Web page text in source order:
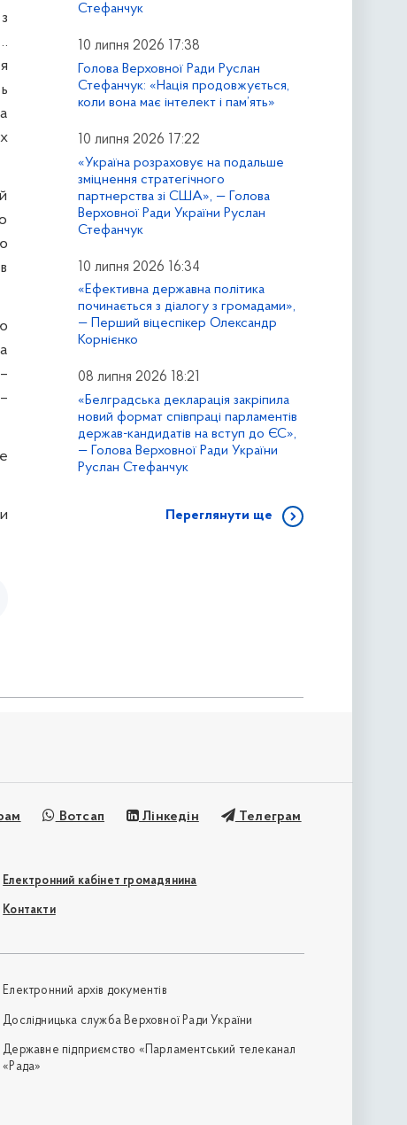
Стефанчук
10 липня 2026 17:38
Голова Верховної Ради Руслан
Стефанчук: «Нація продовжується,
коли вона має інтелект і пам’ять»
10 липня 2026 17:22
«Україна розраховує на подальше
зміцнення стратегічного
партнерства зі США», — Голова
Верховної Ради України Руслан
Стефанчук
10 липня 2026 16:34
«Ефективна державна політика
починається з діалогу з громадами»,
— Перший віцеспікер Олександр
Корнієнко
08 липня 2026 18:21
«Белградська декларація закріпила
новий формат співпраці парламентів
держав-кандидатів на вступ до ЄС»,
— Голова Верховної Ради України
Руслан Стефанчук
Переглянути ще
Вотсап Лінкедін Телеграм
Електронний кабінет громадянина
Контакти
Електронний архів документів
Дослідницька служба Верховної Ради України
Державне підприємство «Парламентський телеканал
«Рада»